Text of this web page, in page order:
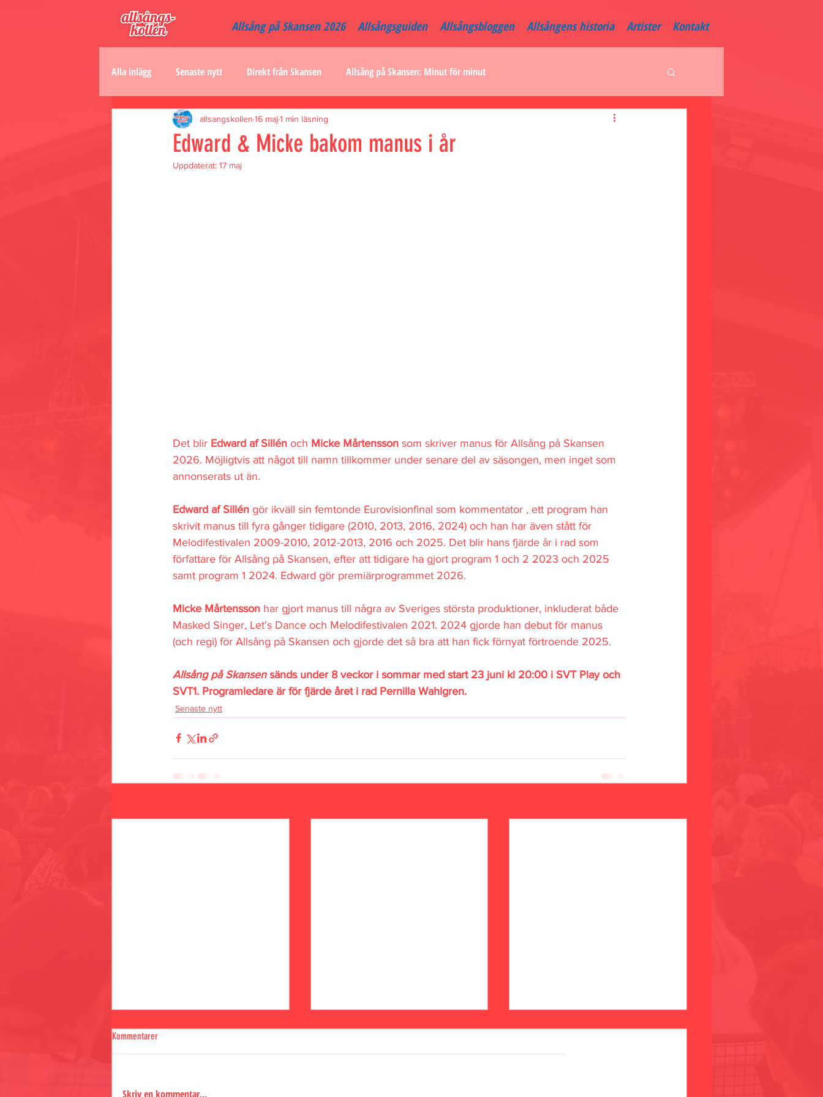
Allsång på Skansen 2026 Allsångsguiden Allsångsbloggen Allsångens historia Artister Kontakt
Alla inlägg Senaste nytt Direkt från Skansen Allsång på Skansen: Minut för minut
Edward & Micke bakom manus i år
allsangskollen 16 maj1 min läsning
Uppdaterat: 17 maj
Det blir Edward af Sillén och Micke Mårtensson som skriver manus för Allsång på Skansen
2026. Möjligtvis att något till namn tillkommer under senare del av säsongen, men inget som
annonserats ut än.
Edward af Sillén gör ikväll sin femtonde Eurovisionfinal som kommentator , ett program han
skrivit manus till fyra gånger tidigare (2010, 2013, 2016, 2024) och han har även stått för
Melodifestivalen 2009-2010, 2012-2013, 2016 och 2025. Det blir hans fjärde år i rad som
författare för Allsång på Skansen, efter att tidigare ha gjort program 1 och 2 2023 och 2025
samt program 1 2024. Edward gör premiärprogrammet 2026.
Micke Mårtensson har gjort manus till några av Sveriges största produktioner, inkluderat både
Masked Singer, Let's Dance och Melodifestivalen 2021. 2024 gjorde han debut för manus
(och regi) för Allsång på Skansen och gjorde det så bra att han fick förnyat förtroende 2025.
Allsång på Skansen sänds under 8 veckor i sommar med start 23 juni kl 20:00 i SVT Play och
SVT1. Programledare är för fjärde året i rad Pernilla Wahlgren.
Senaste nytt
Kommentarer
Skriv en kommentar...